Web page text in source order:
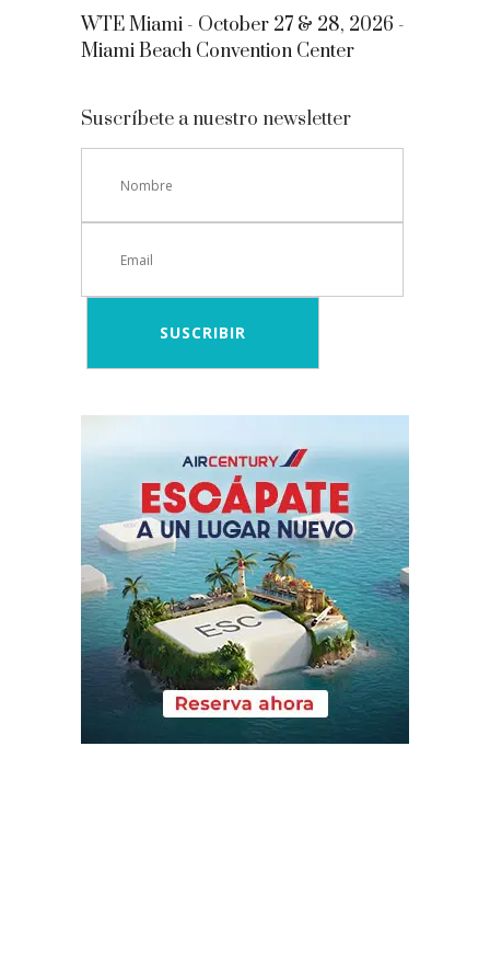
WTE Miami - October 27 & 28, 2026 -
Miami Beach Convention Center
Suscríbete a nuestro newsletter